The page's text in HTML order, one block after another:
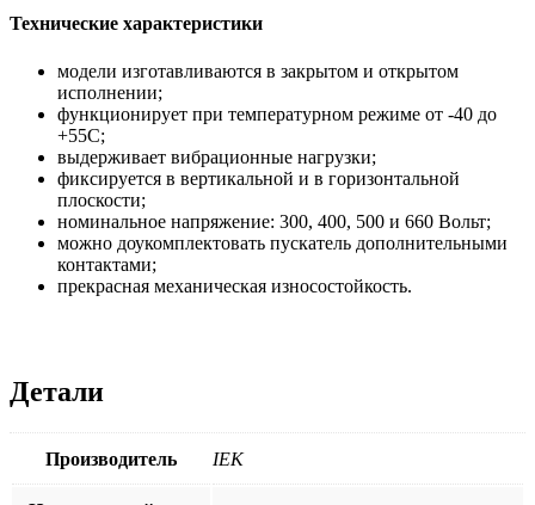
Технические характеристики
модели изготавливаются в закрытом и открытом
исполнении;
функционирует при температурном режиме от -40 до
+55С;
выдерживает вибрационные нагрузки;
фиксируется в вертикальной и в горизонтальной
плоскости;
номинальное напряжение: 300, 400, 500 и 660 Вольт;
можно доукомплектовать пускатель дополнительными
контактами;
прекрасная механическая износостойкость.
Детали
Производитель ІЕК